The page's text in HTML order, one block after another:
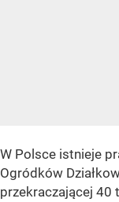
W Polsce istnieje
Ogródków
przekraczającej 40